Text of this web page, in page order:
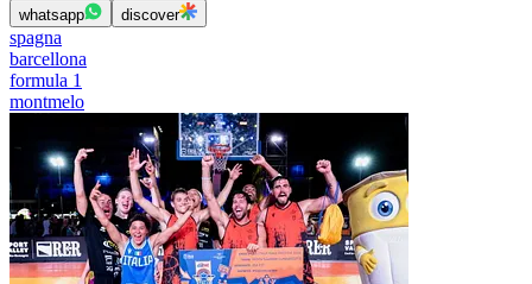
whatsapp discover
spagna
barcellona
formula 1
montmelo